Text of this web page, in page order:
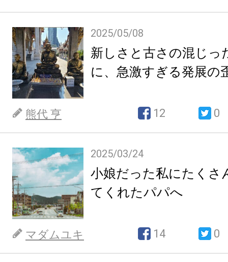
2025/05/08
新しさと古さの混じっ
に、急激すぎる発展の
熊代 亨 12 0
2025/03/24
小娘だった私にたくさ
てくれたパパへ
マダムユキ 14 0